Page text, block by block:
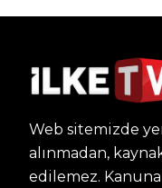
Web sitemizde
alınmadan,
edilemez. Kanuna